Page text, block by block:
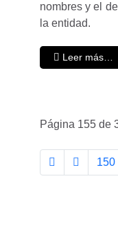
nombres y el
la entidad.
Leer más…
Página 155 de
150